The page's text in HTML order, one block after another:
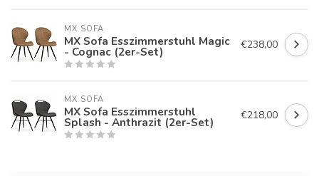
MX SOFA
MX Sofa Esszimmerstuhl Magic
- Cognac (2er-Set) €238,00
MX SOFA
MX Sofa Esszimmerstuhl
Splash - Anthrazit (2er-Set) €218,00